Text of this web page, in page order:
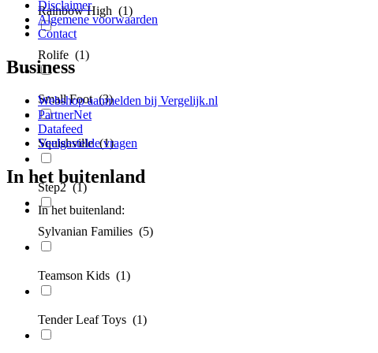
Rainbow High (1)
Rolife (1)
Small Foot(3)
Squishville(1)
Step2(1)
Sylvanian Families (5)
Teamson Kids (1)
Tender Leaf Toys (1)
Disclaimer
Algemene voorwaarden
Contact
Business
Webshop aanmelden bij Vergelijk.nl
PartnerNet
Datafeed
Veelgestelde vragen
In het buitenland
In het buitenland: